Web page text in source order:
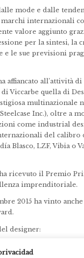
mode e dalle
internazionali
valore aggiunto
per la sintesi, la
e le sue previsioni
affiancato all’attività
di Viccarbe quella di
multinazionale
Inc.), oltre a
come industrial
del calibro
Blasco, LZF, Vibia o
ricevuto il Premio
imprenditoriale.
2015 ha vinto
designer: